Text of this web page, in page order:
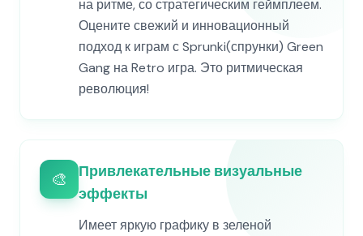
на ритме, со стратегическим геймплеем.
Оцените свежий и инновационный
подход к играм с Sprunki(спрунки) Green
Gang на Retro игра. Это ритмическая
революция!
🎨
Привлекательные визуальные
эффекты
Имеет яркую графику в зеленой